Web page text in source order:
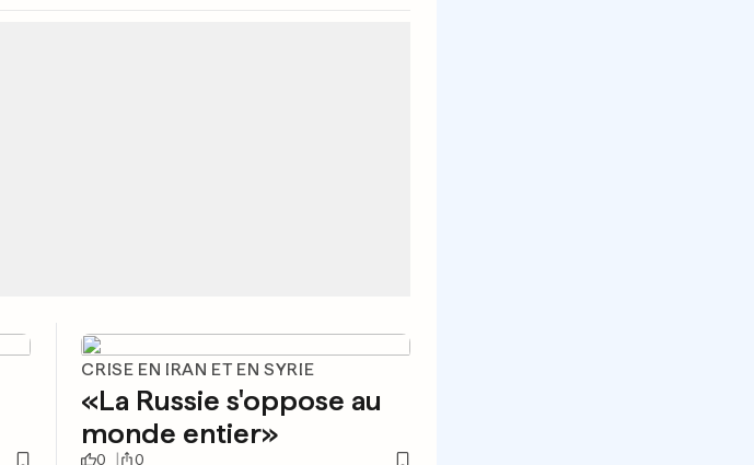
CRISE EN IRAN ET EN SYRIE
«La Russie s'oppose au
monde entier»
0 0